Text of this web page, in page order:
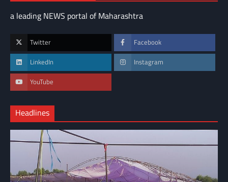
a leading NEWS portal of Maharashtra
Twitter Facebook
LinkedIn Instagram
YouTube
Headlines